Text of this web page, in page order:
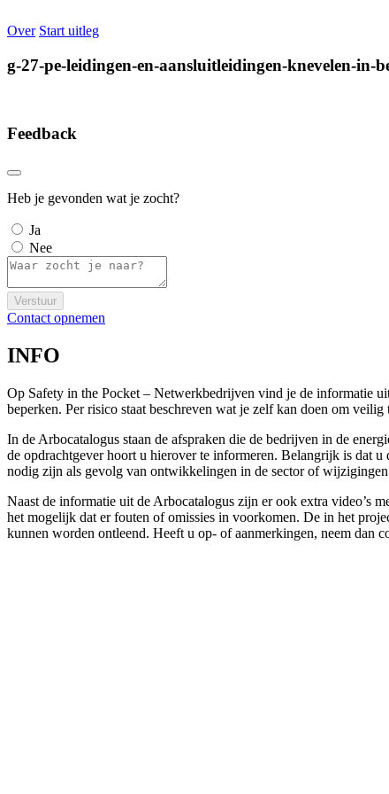
Over Start uitleg
g-27-pe-leidingen-en-aansluitleidingen-knevelen-in-
Feedback
Heb je gevonden wat je zocht?
Ja
Nee
Verstuur
Contact opnemen
INFO
Op Safety in the Pocket – Netwerkbedrijven vind je de informatie
beperken. Per risico staat beschreven wat je zelf kan doen om
In de Arbocatalogus staan de afspraken die de bedrijven in de
de opdrachtgever hoort u hierover te informeren. Belangrijk is dat
nodig zijn als gevolg van ontwikkelingen in de sector of
Naast de informatie uit de Arbocatalogus zijn er ook extra video’s
het mogelijk dat er fouten of omissies in voorkomen. De in het
kunnen worden ontleend. Heeft u op- of aanmerkingen, neem dan